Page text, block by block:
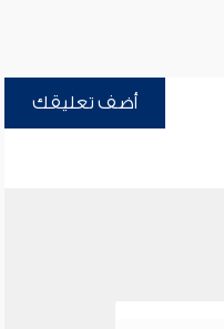
أضف تعليقك